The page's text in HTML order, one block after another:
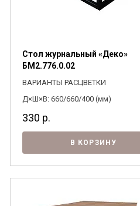
Стол журнальный «Деко»
БМ2.776.0.02
ВАРИАНТЫ РАСЦВЕТКИ
Д×Ш×В: 660/660/400 (мм)
330 р.
В КОРЗИНУ